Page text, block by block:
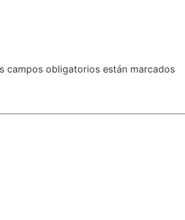
campos obligatorios están marcados